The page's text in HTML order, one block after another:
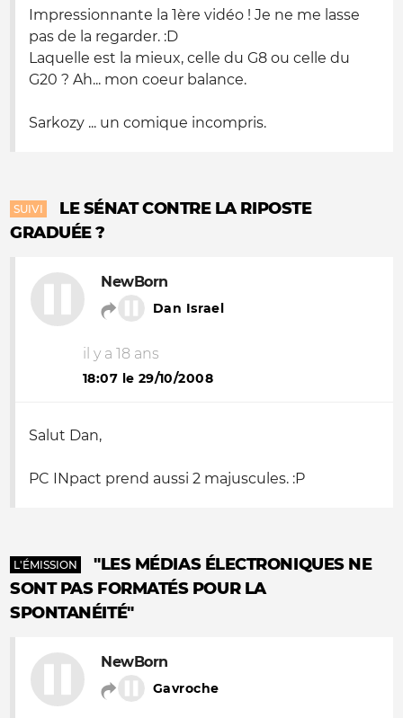
Impressionnante la 1ère vidéo ! Je ne me lasse
pas de la regarder. :D
Laquelle est la mieux, celle du G8 ou celle du
G20 ? Ah... mon coeur balance.
Sarkozy ... un comique incompris.
SUIVI
LE SÉNAT CONTRE LA RIPOSTE
GRADUÉE ?
NewBorn
Dan Israel
il y a 18 ans
18:07 le 29/10/2008
Salut Dan,
PC INpact prend aussi 2 majuscules. :P
L'ÉMISSION
"LES MÉDIAS ÉLECTRONIQUES NE
SONT PAS FORMATÉS POUR LA
SPONTANÉITÉ"
NewBorn
Gavroche